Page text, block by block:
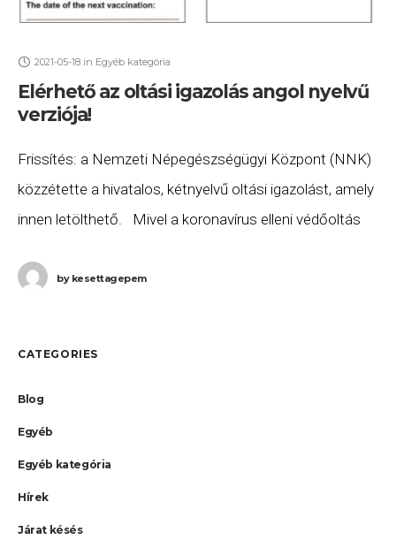
2021-05-18 in Egyéb kategória
Elérhető az oltási igazolás angol nyelvű
verziója!
Frissítés: a Nemzeti Népegészségügyi Központ (NNK)
közzétette a hivatalos, kétnyelvű oltási igazolást, amely
innen letölthető. Mivel a koronavírus elleni védőoltás
egynyelvű és
bykesettagepem
CATEGORIES
Blog
Egyéb
Egyéb kategória
Hírek
Járat késés